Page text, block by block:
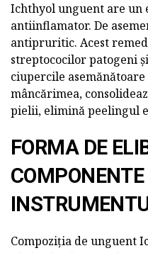
Ichthyol unguent are un
antiinflamator. De
antipruritic. Acest
streptococilor patogeni
ciupercile
mâncărimea,
pielii, elimină peelingul
FORMA DE
Compoziția de unguent